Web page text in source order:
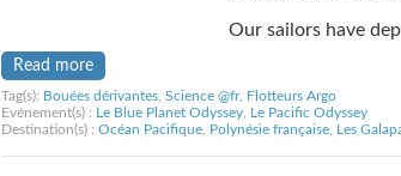
Our sailors have
Read more
Tag(s): Bouées dérivantes, Science @fr, Flotteurs Argo
Evénement(s) : Le Blue Planet Odyssey, Le Pacific Odyssey
Destination(s) : Océan Pacifique, Polynésie française, Les